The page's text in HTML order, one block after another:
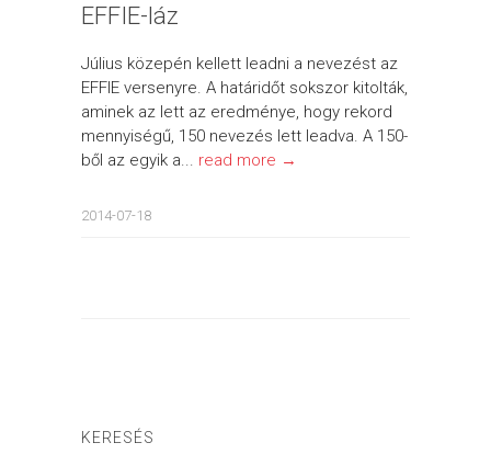
EFFIE-láz
Július közepén kellett leadni a nevezést az
EFFIE versenyre. A határidőt sokszor kitolták,
aminek az lett az eredménye, hogy rekord
mennyiségű, 150 nevezés lett leadva. A 150-
ből az egyik a... read more →
2014-07-18
KERESÉS